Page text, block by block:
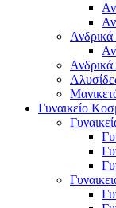
Ανδρικά
Γυναικείο